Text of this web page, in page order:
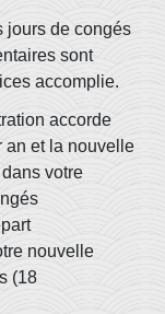
jours de congés
sont
accomplie.
accorde
an et la nouvelle
votre
nouvelle
(18